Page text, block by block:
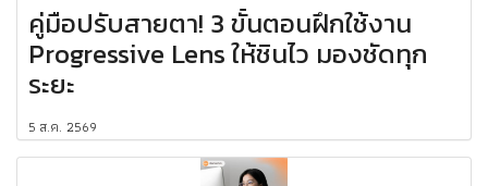
คู่มือปรับสายตา! 3 ขั้นตอนฝึกใช้งาน
Progressive Lens ให้ชินไว มองชัดทุก
ระยะ
5 ส.ค. 2569